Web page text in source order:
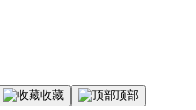
收藏 顶部